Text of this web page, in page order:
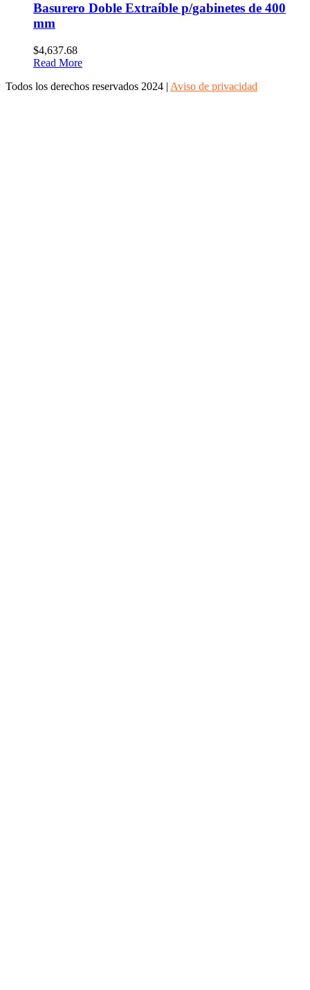
Basurero Doble Extraíble p/gabinetes de 400
mm
$4,637.68
Read More
Todos los derechos reservados 2024 | Aviso de privacidad